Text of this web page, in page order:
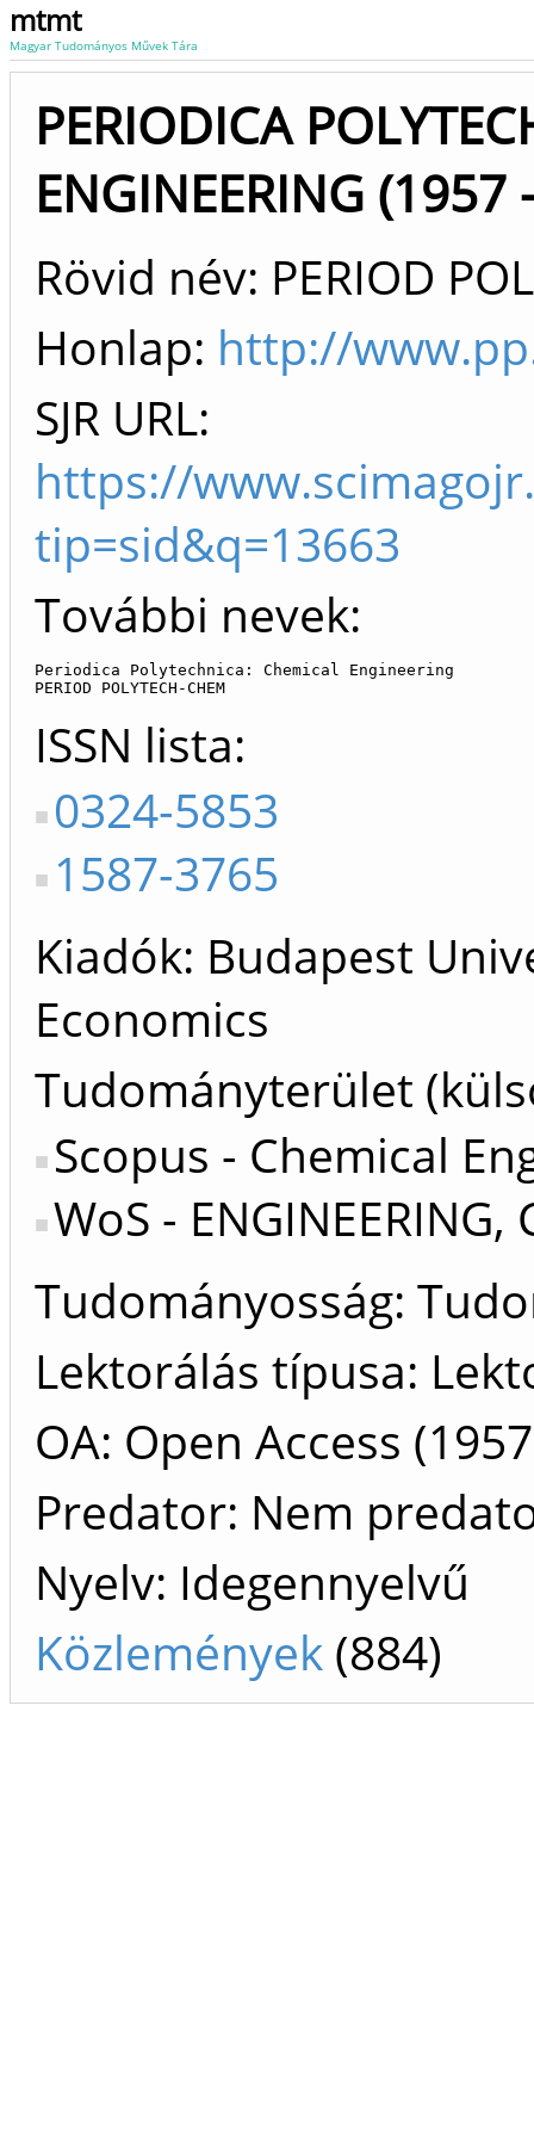
mtmt
Magyar Tudományos Művek Tára
PERIODICA
ENGINEERING (1957
Rövid név: PERIOD
Honlap: http://
SJR URL:
https://
tip=sid&q=13663
További nevek:
Periodica Polytechnica: Chemical Engineering
PERIOD POLYTECH-CHEM
ISSN lista
0324-5853
1587-3765
Kiadók Budapest
Economics
Tudományterület
Scopus - Chemical
WoS - ENGINEERING,
Tudományosság:
Lektorálás típusa:
OA: Open Access
Predator: Nem
Nyelv: Idegennyelvű
Közlemények (884)